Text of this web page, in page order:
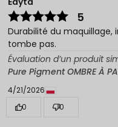
5
Durabilité du maquillage,
tombe pas.
Évaluation d’un produit
Pure Pigment OMBRE À
4/21/2026
0
0